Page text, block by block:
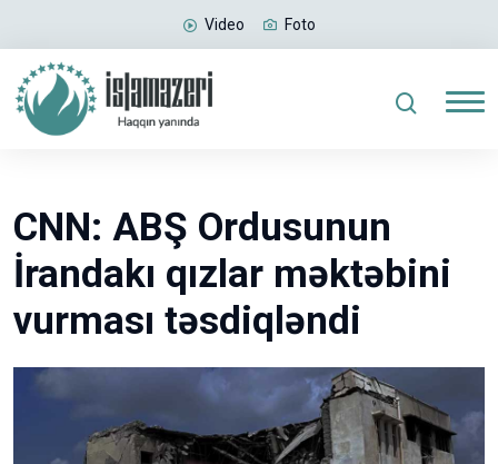
Video Foto
CNN: ABŞ Ordusunun
İrandakı qızlar məktəbini
vurması təsdiqləndi